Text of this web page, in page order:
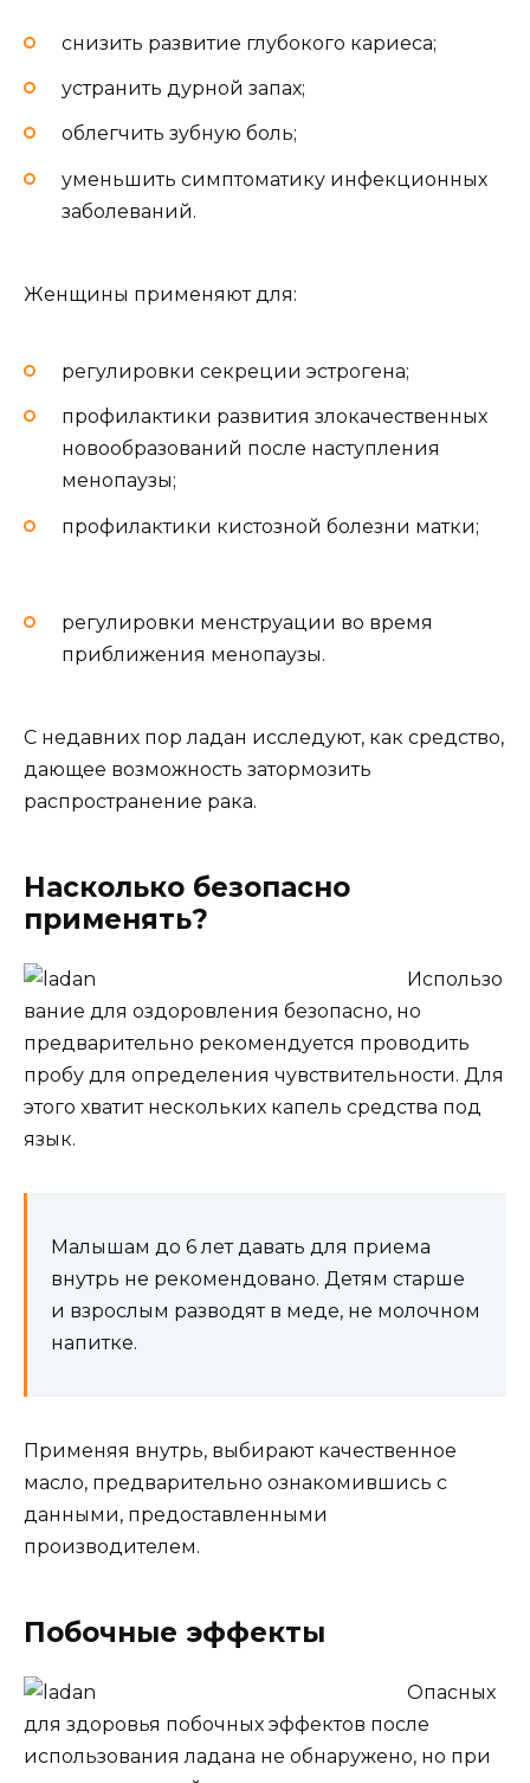
снизить развитие глубокого кариеса;
устранить дурной запах;
облегчить зубную боль;
уменьшить симптоматику инфекционных
заболеваний.
Женщины применяют для:
регулировки секреции эстрогена;
профилактики развития злокачественных
новообразований после наступления
менопаузы;
профилактики кистозной болезни матки;
регулировки менструации во время
приближения менопаузы.
С недавних пор ладан исследуют, как средство,
дающее возможность затормозить
распространение рака.
Насколько безопасно
применять?
Использо
вание для оздоровления безопасно, но
предварительно рекомендуется проводить
пробу для определения чувствительности. Для
этого хватит нескольких капель средства под
язык.
Малышам до 6 лет давать для приема
внутрь не рекомендовано. Детям старше
и взрослым разводят в меде, не молочном
напитке.
Применяя внутрь, выбирают качественное
масло, предварительно ознакомившись с
данными, предоставленными
производителем.
Побочные эффекты
Опасных
для здоровья побочных эффектов после
использования ладана не обнаружено, но при